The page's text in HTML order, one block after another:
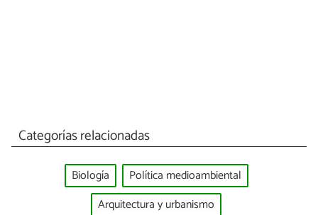
Categorías relacionadas
Biología
Política medioambiental
Arquitectura y urbanismo